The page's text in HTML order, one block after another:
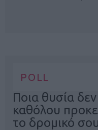
POLL
Ποια θυσία
καθόλου
το δρομικό